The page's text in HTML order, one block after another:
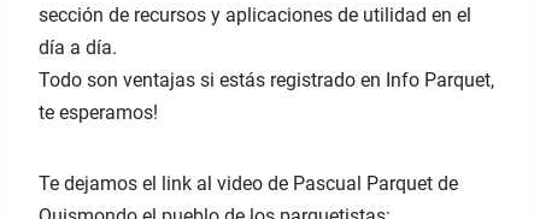
sección de recursos y aplicaciones de utilidad en el
día a día.
Todo son ventajas si estás registrado en Info Parquet,
te esperamos!
Te dejamos el link al video de Pascual Parquet de